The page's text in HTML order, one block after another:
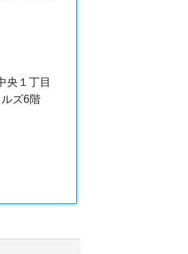
央１丁目
ズ6階